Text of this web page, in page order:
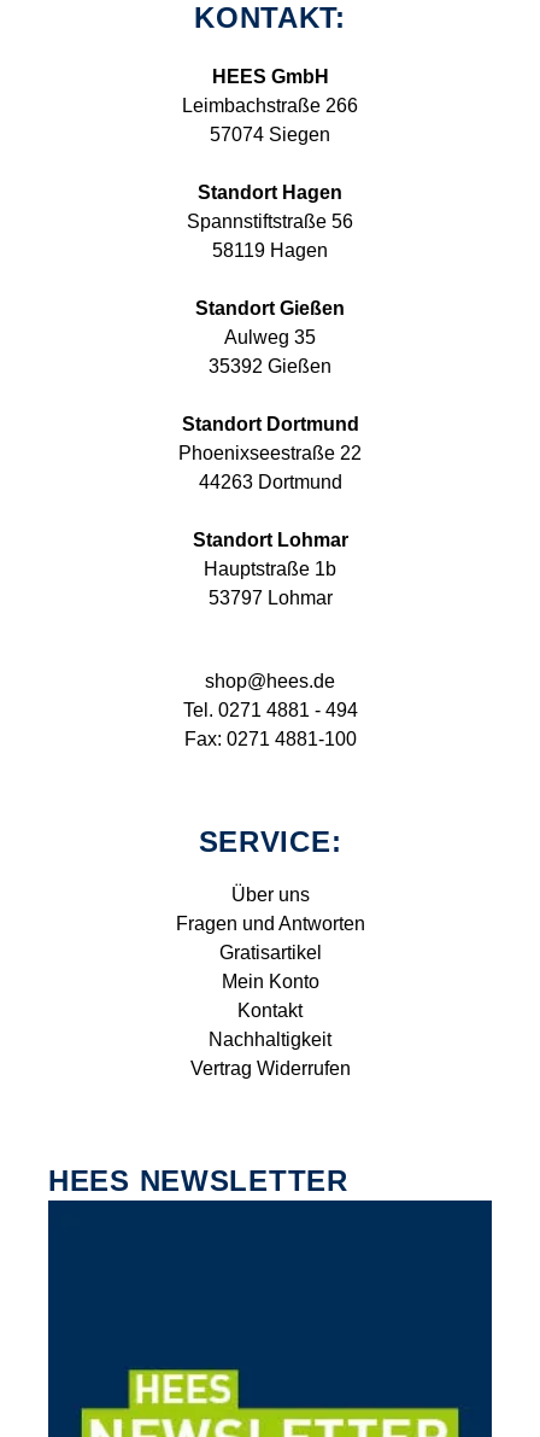
KONTAKT:
HEES GmbH
Leimbachstraße 266
57074 Siegen
Standort Hagen
Spannstiftstraße 56
58119 Hagen
Standort Gießen
Aulweg 35
35392 Gießen
Standort Dortmund
Phoenixseestraße 22
44263 Dortmund
Standort Lohmar
Hauptstraße 1b
53797 Lohmar
shop@hees.de
Tel. 0271 4881 - 494
Fax: 0271 4881-100
SERVICE:
Über uns
Fragen und Antworten
Gratisartikel
Mein Konto
Kontakt
Nachhaltigkeit
Vertrag Widerrufen
HEES NEWSLETTER